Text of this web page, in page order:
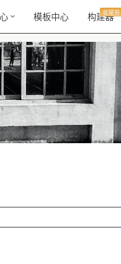
模板中心 构建器
非常夯